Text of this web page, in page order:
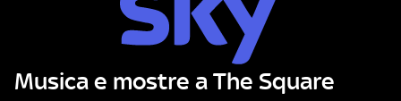
Musica e mostre a The Square